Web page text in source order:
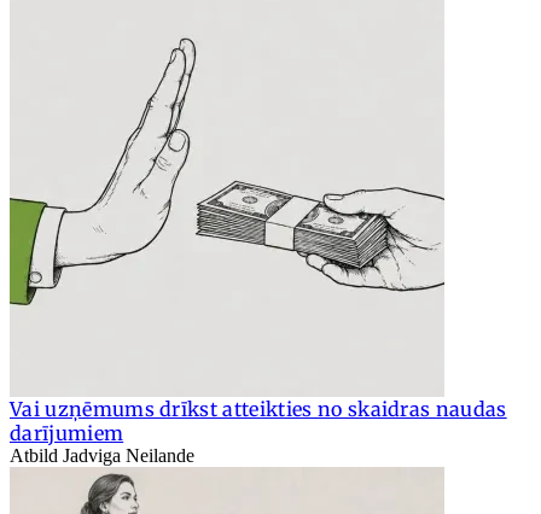
Vai uzņēmums drīkst atteikties no skaidras naudas
darījumiem
Atbild Jadviga Neilande